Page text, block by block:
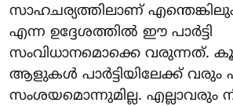
സാഹചര്യത്തിലാണ്
എന്ന ഉദ്ദേശത്തിൽ ഈ പാർട്ടി
സംവിധാനമൊക്കെ വരുന്നത്.
ആളുകൾ പാർട്ടിയിലേക്ക് വരും
സംശയമൊന്നുമില്ല. എല്ലാവരും